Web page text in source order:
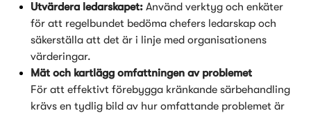
Utvärdera ledarskapet: Använd verktyg och enkäter
för att regelbundet bedöma chefers ledarskap och
säkerställa att det är i linje med organisationens
värderingar.
Mät och kartlägg omfattningen av problemet
För att effektivt förebygga kränkande särbehandling
krävs en tydlig bild av hur omfattande problemet är